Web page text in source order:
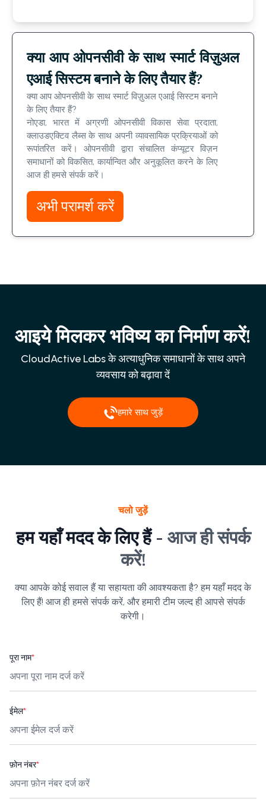
क्या आप ओपनसीवी के साथ स्मार्ट विज़ुअल
एआई सिस्टम बनाने के लिए तैयार हैं?
क्या आप ओपनसीवी के साथ स्मार्ट विज़ुअल एआई सिस्टम बनाने
के लिए तैयार हैं?
नोएडा, भारत में अग्रणी ओपनसीवी विकास सेवा प्रदाता,
क्लाउडएक्टिव लैब्स के साथ अपनी व्यावसायिक प्रक्रियाओं को
रूपांतरित करें। ओपनसीवी द्वारा संचालित कंप्यूटर विज़न
समाधानों को विकसित, कार्यान्वित और अनुकूलित करने के लिए
आज ही हमसे संपर्क करें।
अभी परामर्श करें
आइये मिलकर भविष्य का निर्माण करें!
CloudActive Labs के अत्याधुनिक समाधानों के साथ अपने
व्यवसाय को बढ़ावा दें
हमारे साथ जुड़ें
चलो जुड़ें
हम यहाँ मदद के लिए हैं - आज ही संपर्क
करें!
क्या आपके कोई सवाल हैं या सहायता की आवश्यकता है? हम यहाँ मदद के
लिए हैं! आज ही हमसे संपर्क करें, और हमारी टीम जल्द ही आपसे संपर्क
करेगी।
पूरा नाम*
ईमेल*
फ़ोन नंबर*